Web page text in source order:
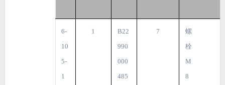
6-
10
5-
1
1
B22
990
000
485
7
螺
栓
M
8